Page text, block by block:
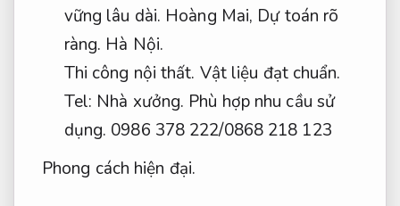
vững lâu dài. Hoàng Mai, Dự toán rõ
ràng. Hà Nội.
Thi công nội thất. Vật liệu đạt chuẩn.
Tel: Nhà xưởng. Phù hợp nhu cầu sử
dụng. 0986 378 222/0868 218 123
Phong cách hiện đại.